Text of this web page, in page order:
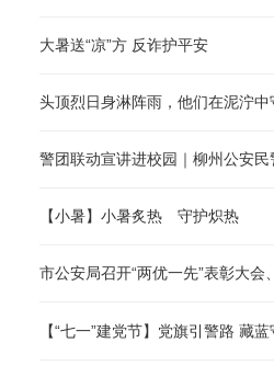
大暑送“凉”方 反诈护平安
头顶烈日身淋阵雨，他们在泥泞中
警团联动宣讲进校园｜柳州公安
【小暑】小暑炙热 守护炽热
市公安局召开“两优一先”表彰大
【“七一”建党节】党旗引警路 藏